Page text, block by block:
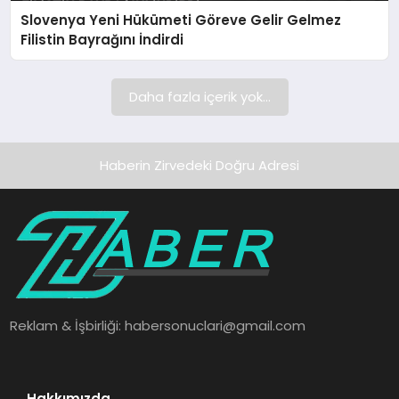
SAĞLIK
Slovenya Yeni Hükümeti Göreve Gelir Gelmez
Filistin Bayrağını İndirdi
Daha fazla içerik yok...
Haberin Zirvedeki Doğru Adresi
Reklam & İşbirliği:habersonuclari@gmail.com